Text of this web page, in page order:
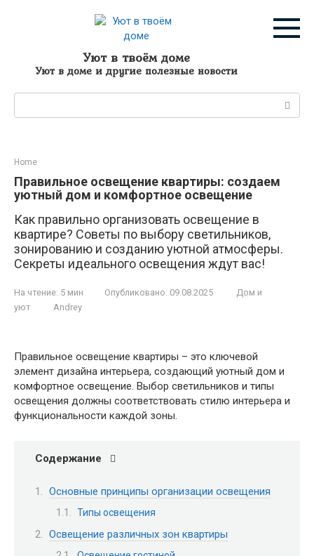
Уют в твоём доме
Уют в доме и другие полезные новости
Home
Правильное освещение квартиры: создаем
уютный дом и комфортное освещение
Как правильно организовать освещение в
квартире? Советы по выбору светильников,
зонированию и созданию уютной атмосферы.
Секреты идеального освещения ждут вас!
На чтение: 5 мин Опубликовано: 09.08.2025
Дом и
уют
Andrey
Правильное освещение квартиры – это ключевой
элемент дизайна интерьера, создающий уютный дом и
комфортное освещение. Выбор светильников и типы
освещения должны соответствовать стилю интерьера и
функциональности каждой зоны.
Содержание
Основные принципы организации освещения
Типы освещения
Освещение различных зон квартиры